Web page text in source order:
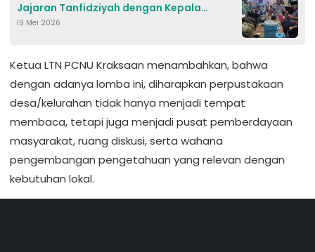
Jajaran Tanfidziyah dengan Kepala
Lembaga
19 Mei 2026
Ketua LTN PCNU Kraksaan menambahkan, bahwa
dengan adanya lomba ini, diharapkan perpustakaan
desa/kelurahan tidak hanya menjadi tempat
membaca, tetapi juga menjadi pusat pemberdayaan
masyarakat, ruang diskusi, serta wahana
pengembangan pengetahuan yang relevan dengan
kebutuhan lokal.